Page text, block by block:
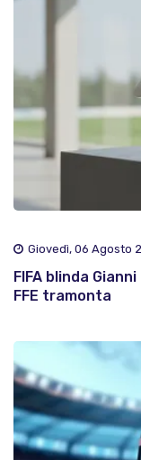
Giovedì, 06 Agosto
FIFA blinda
FFE tramonta